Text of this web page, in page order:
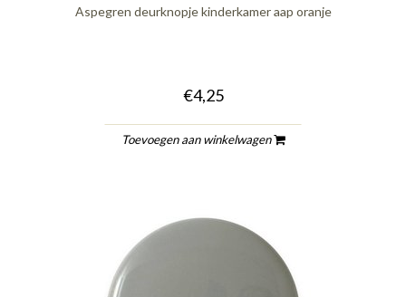
Aspegren deurknopje kinderkamer aap oranje
€4,25
Toevoegen aan winkelwagen